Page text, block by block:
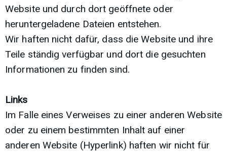
Website und durch dort geöffnete oder
heruntergeladene Dateien entstehen.
Wir haften nicht dafür, dass die Website und ihre
Teile ständig verfügbar und dort die gesuchten
Informationen zu finden sind.
Links
Im Falle eines Verweises zu einer anderen Website
oder zu einem bestimmten Inhalt auf einer
anderen Website (Hyperlink) haften wir nicht für